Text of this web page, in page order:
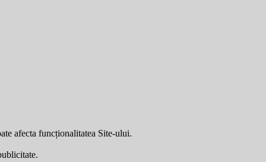
afecta funcționalitatea Site-ului.